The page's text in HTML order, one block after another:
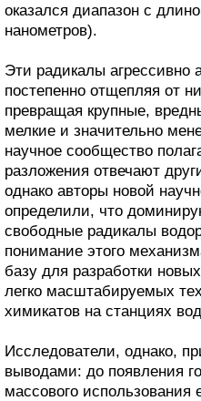
оказался диапазон с
нанометров).
Эти радикалы агрессивно
постепенно отщепляя от
превращая крупные,
мелкие и значительно
научное сообщество
разложения отвечают
однако авторы новой
определили, что
свободные радикалы
понимание этого
базу для разработки
легко масштабируемых
химикатов на станциях
Исследователи, однако,
выводами: до появления
массового